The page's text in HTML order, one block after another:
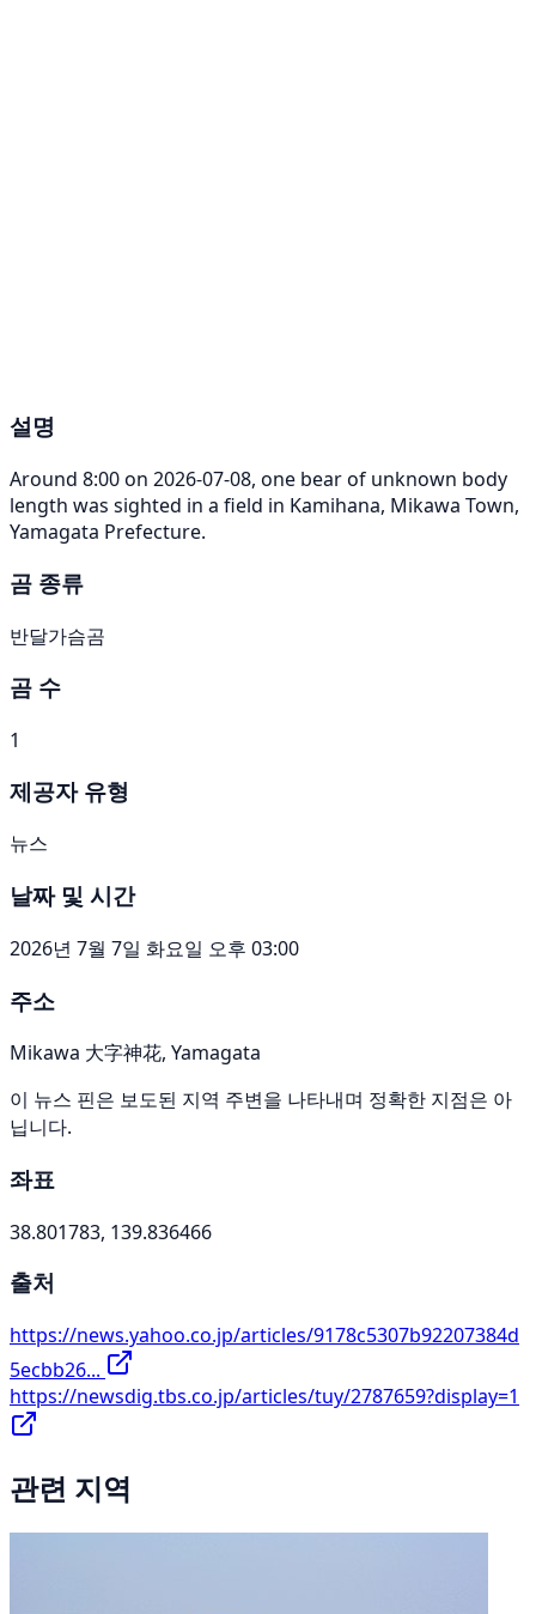
설명
Around 8:00 on 2026-07-08, one bear of unknown body
length was sighted in a field in Kamihana, Mikawa Town,
Yamagata Prefecture.
곰 종류
반달가슴곰
곰 수
1
제공자 유형
뉴스
날짜 및 시간
2026년 7월 7일 화요일 오후 03:00
주소
Mikawa 大字神花, Yamagata
이 뉴스 핀은 보도된 지역 주변을 나타내며 정확한 지점은 아
닙니다.
좌표
38.801783, 139.836466
출처
https://news.yahoo.co.jp/articles/9178c5307b92207384d
5ecbb26...
https://newsdig.tbs.co.jp/articles/tuy/2787659?display=1
관련 지역